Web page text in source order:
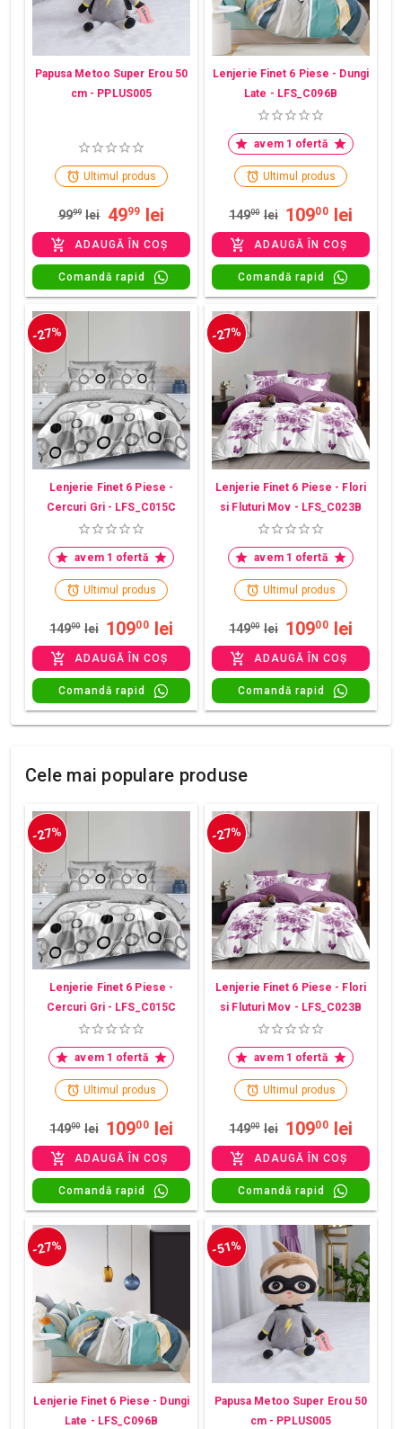
Papusa Metoo Super Erou 50
cm - PPLUS005
Ultimul produs
9999 lei 4999 lei
ADAUGĂ ÎN COȘ
Comandă rapid
Lenjerie Finet 6 Piese - Dungi
Late - LFS_C096B
avem 1 ofertă
Ultimul produs
14900 lei 10900 lei
ADAUGĂ ÎN COȘ
Comandă rapid
-27%
Lenjerie Finet 6 Piese -
Cercuri Gri - LFS_C015C
avem 1 ofertă
Ultimul produs
14900 lei 10900 lei
ADAUGĂ ÎN COȘ
Comandă rapid
-27%
Lenjerie Finet 6 Piese - Flori
si Fluturi Mov - LFS_C023B
avem 1 ofertă
Ultimul produs
14900 lei 10900 lei
ADAUGĂ ÎN COȘ
Comandă rapid
Cele mai populare produse
-27%
Lenjerie Finet 6 Piese -
Cercuri Gri - LFS_C015C
avem 1 ofertă
Ultimul produs
14900 lei 10900 lei
ADAUGĂ ÎN COȘ
Comandă rapid
-27%
Lenjerie Finet 6 Piese - Flori
si Fluturi Mov - LFS_C023B
avem 1 ofertă
Ultimul produs
14900 lei 10900 lei
ADAUGĂ ÎN COȘ
Comandă rapid
-27%
Lenjerie Finet 6 Piese - Dungi
Late - LFS_C096B
-51%
Papusa Metoo Super Erou 50
cm - PPLUS005